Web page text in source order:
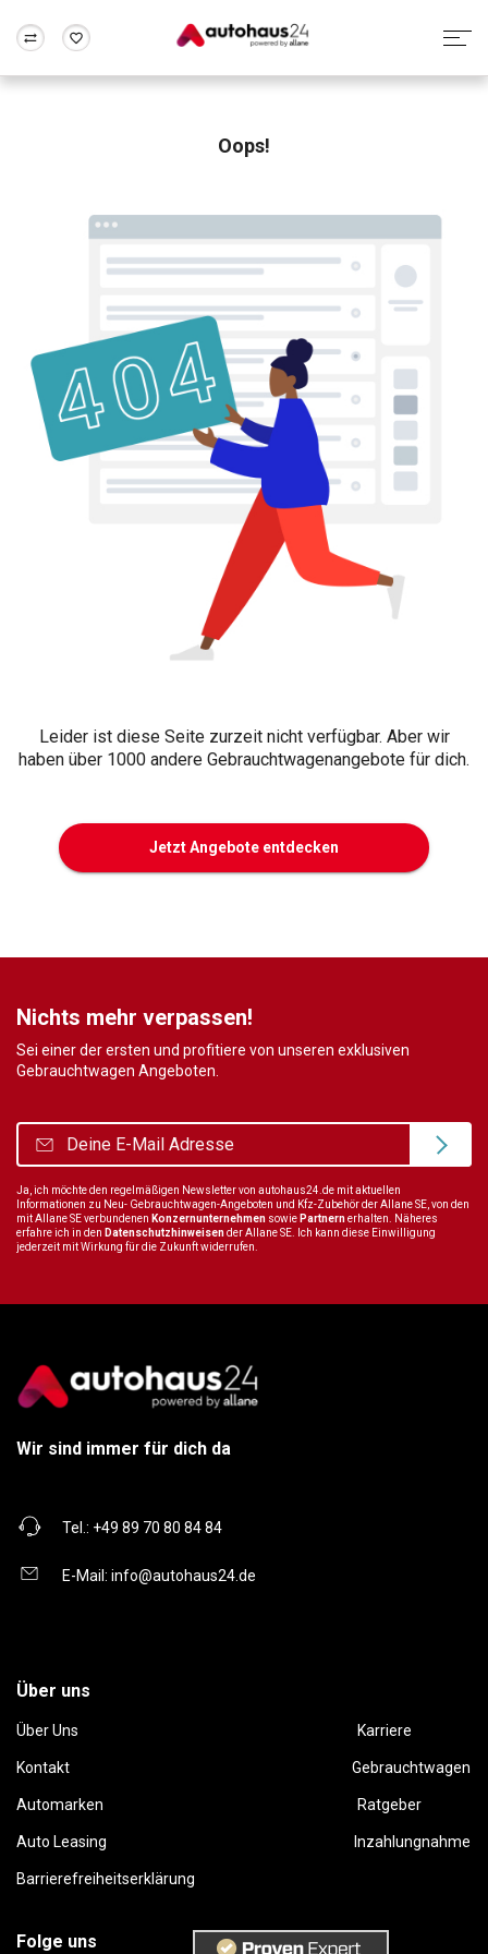
Rund um die Inzahlungnahme
Oops!
Leider ist diese Seite zurzeit nicht verfügbar. Aber wir
haben über 1000 andere Gebrauchtwagenangebote für dich.
Jetzt Angebote entdecken
Nichts mehr verpassen!
Sei einer der ersten und profitiere von unseren exklusiven
Gebrauchtwagen Angeboten.
Ja, ich möchte den regelmäßigen Newsletter von autohaus24.de mit aktuellen
Informationen zu Neu- Gebrauchtwagen-Angeboten und Kfz-Zubehör der Allane SE, von den
mit Allane SE verbundenen Konzernunternehmen sowie Partnernerhalten. Näheres
erfahre ich in den Datenschutzhinweisender Allane SE. Ich kann diese Einwilligung
jederzeit mit Wirkung für die Zukunft widerrufen.
Wir sind immer für dich da
Tel.: +49 89 70 80 84 84
E-Mail: info@autohaus24.de
Über uns
Über Uns Karriere
Kontakt Gebrauchtwagen
Automarken Ratgeber
Auto Leasing Inzahlungnahme
Barrierefreiheitserklärung
Folge uns